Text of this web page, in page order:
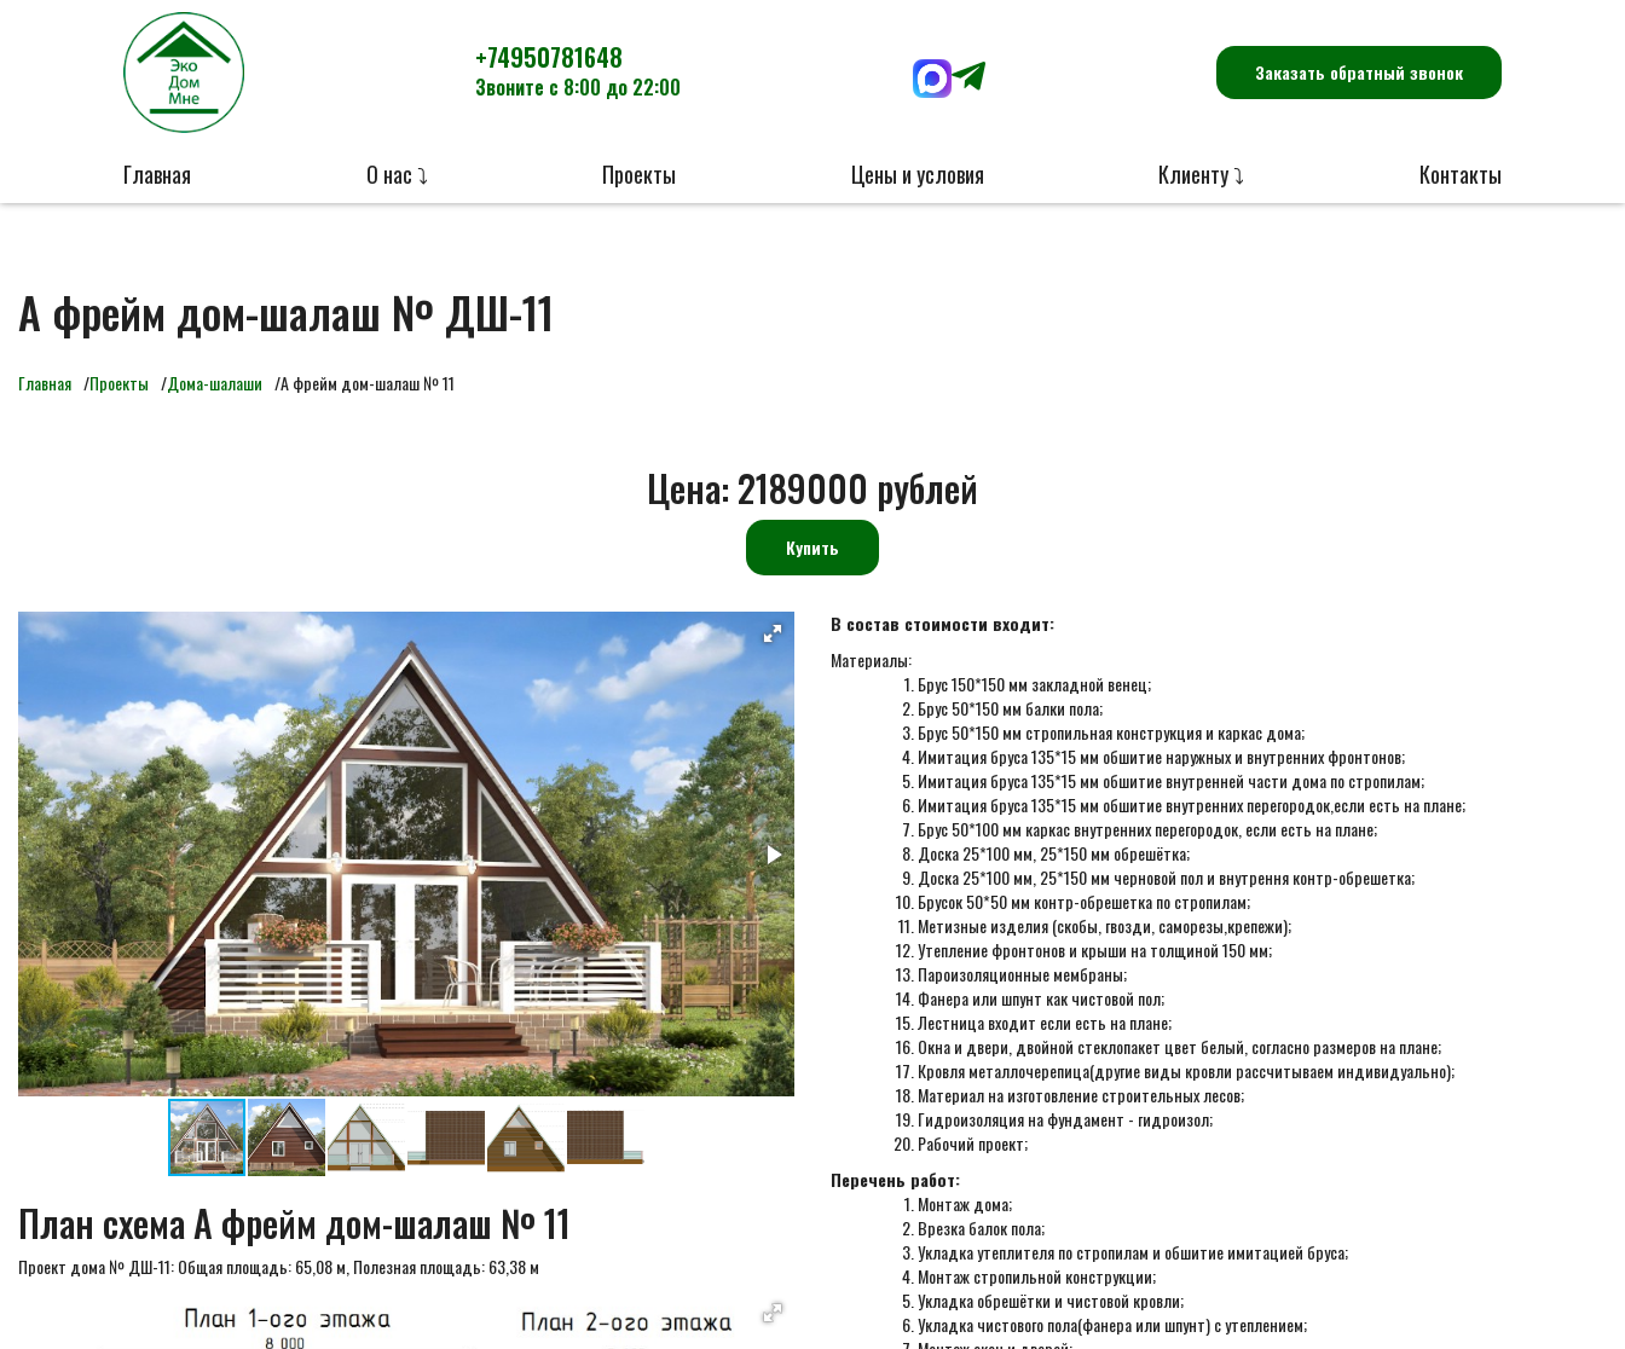
+74950781648
Звоните с 8:00 до 22:00
Заказать обратный звонок
Главная О нас ⤵ Проекты Цены и условия Клиенту ⤵ Контакты
А фрейм дом-шалаш № ДШ-11
Главная Проекты Дома-шалаши А фрейм дом-шалаш № 11
Цена: 2189000 рублей
Купить
План схема А фрейм дом-шалаш № 11
Проект дома № ДШ-11: Общая площадь: 65,08 м, Полезная площадь: 63,38 м
В состав стоимости входит:
Материалы:
Брус 150*150 мм закладной венец;
Брус 50*150 мм балки пола;
Брус 50*150 мм стропильная конструкция и каркас дома;
Имитация бруса 135*15 мм обшитие наружных и внутренних фронтонов;
Имитация бруса 135*15 мм обшитие внутренней части дома по стропилам;
Имитация бруса 135*15 мм обшитие внутренних перегородок,если есть на плане;
Брус 50*100 мм каркас внутренних перегородок, если есть на плане;
Доска 25*100 мм, 25*150 мм обрешётка;
Доска 25*100 мм, 25*150 мм черновой пол и внутрення контр-обрешетка;
Брусок 50*50 мм контр-обрешетка по стропилам;
Метизные изделия (скобы, гвозди, саморезы,крепежи);
Утепление фронтонов и крыши на толщиной 150 мм;
Пароизоляционные мембраны;
Фанера или шпунт как чистовой пол;
Лестница входит если есть на плане;
Окна и двери, двойной стеклопакет цвет белый, согласно размеров на плане;
Кровля металлочерепица(другие виды кровли рассчитываем индивидуально);
Материал на изготовление строительных лесов;
Гидроизоляция на фундамент - гидроизол;
Рабочий проект;
Перечень работ:
Монтаж дома;
Врезка балок пола;
Укладка утеплителя по стропилам и обшитие имитацией бруса;
Монтаж стропильной конструкции;
Укладка обрешётки и чистовой кровли;
Укладка чистового пола(фанера или шпунт) с утеплением;